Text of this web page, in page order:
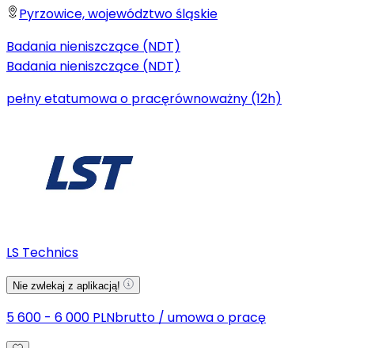
Pyrzowice, województwo śląskie
Badania nieniszczące (NDT)
Badania nieniszczące (NDT)
pełny etatumowa o pracęrównoważny (12h)
LS Technics
Nie zwlekaj z aplikacją!
5 600 - 6 000 PLNbrutto / umowa o pracę